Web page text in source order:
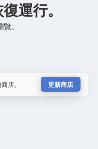
運行。
。
店。 更新商店